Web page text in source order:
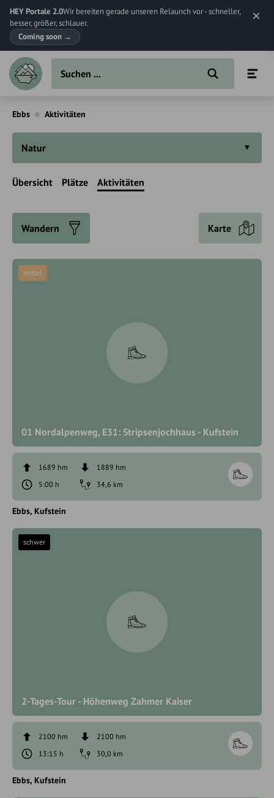
HEY Portale 2.0Wir bereiten gerade unseren Relaunch vor - schneller,
besser, größer, schlauer.
Coming soon →
Ebbs Aktivitäten
Natur
Übersicht Plätze Aktivitäten
Wandern Karte
01 Nordalpenweg, E31: Stripsenjochhaus - Kufstein
mittel
1689 hm
1889 hm
5:00 h
34,6 km
Ebbs Kufstein
2-Tages-Tour - Höhenweg Zahmer Kaiser
schwer
2100 hm
2100 hm
13:15 h
30,0 km
Ebbs Kufstein